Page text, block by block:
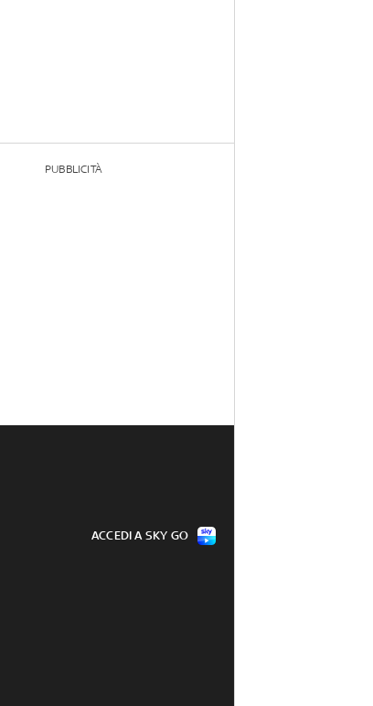
PUBBLICITÀ
ACCEDI A SKY GO